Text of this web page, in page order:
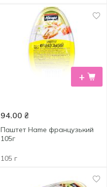
+
94.00 ₴
Паштет Hame французький
105г
105 г